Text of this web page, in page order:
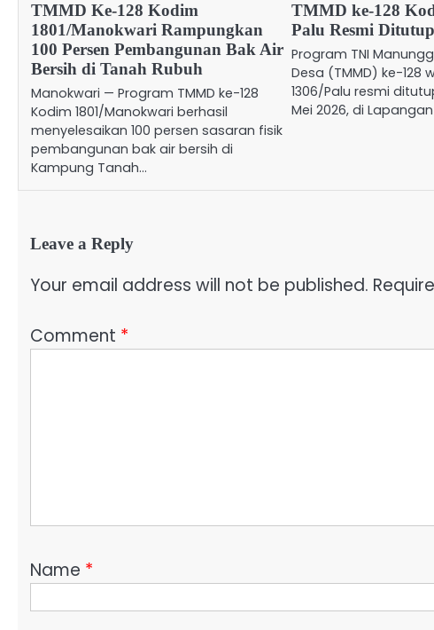
TMMD Ke-128 Kodim
1801/Manokwari Rampungkan
100 Persen Pembangunan Bak Air
Bersih di Tanah Rubuh
Manokwari — Program TMMD ke-128
Kodim 1801/Manokwari berhasil
menyelesaikan 100 persen sasaran fisik
pembangunan bak air bersih di
Kampung Tanah…
TMMD ke-128
Palu Resmi Ditutup
Program TNI
Desa (TMMD) ke-128
1306/Palu resmi
Mei 2026, di
Leave a Reply
Your email address will not be published.
Comment *
Name *